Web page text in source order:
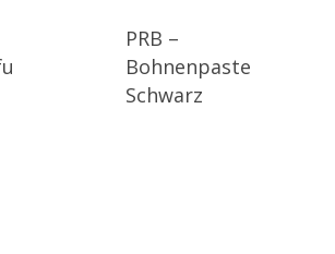
PRB –
Bohnenpaste
Schwarz